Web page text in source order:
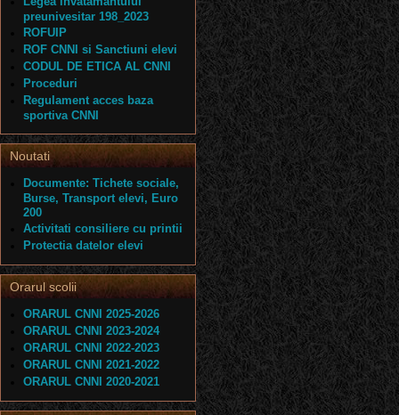
preunivesitar 198_2023
ROFUIP
ROF CNNI si Sanctiuni elevi
CODUL DE ETICA AL CNNI
Proceduri
Regulament acces baza
sportiva CNNI
Noutati
Documente: Tichete sociale,
Burse, Transport elevi, Euro
200
Activitati consiliere cu printii
Protectia datelor elevi
Orarul scolii
ORARUL CNNI 2025-2026
ORARUL CNNI 2023-2024
ORARUL CNNI 2022-2023
ORARUL CNNI 2021-2022
ORARUL CNNI 2020-2021